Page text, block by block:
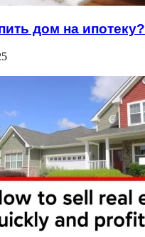
дом на ипотеку?